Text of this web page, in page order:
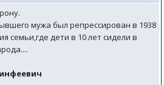
мужа был репрессирован в 1938
семьи,где дети в 10 лет сидели в